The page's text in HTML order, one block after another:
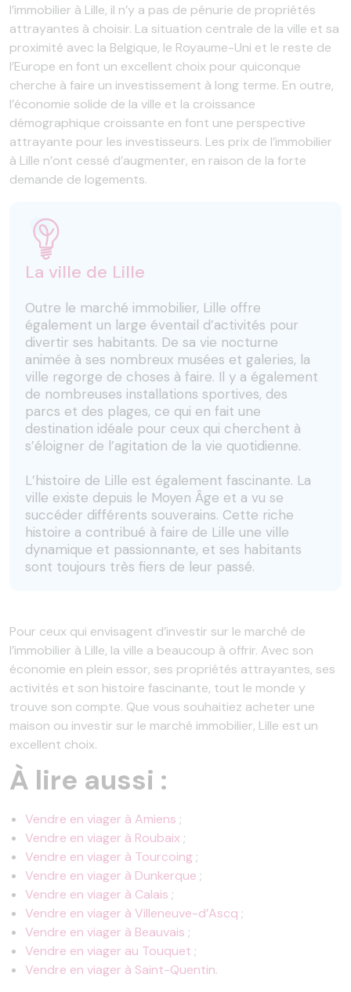
l’immobilier à Lille, il n’y a pas de pénurie de propriétés
attrayantes à choisir. La situation centrale de la ville et sa
proximité avec la Belgique, le Royaume-Uni et le reste de
l’Europe en font un excellent choix pour quiconque
cherche à faire un investissement à long terme. En outre,
l’économie solide de la ville et la croissance
démographique croissante en font une perspective
attrayante pour les investisseurs. Les prix de l’immobilier
à Lille n’ont cessé d’augmenter, en raison de la forte
demande de logements.
La ville de Lille
Outre le marché immobilier, Lille offre
également un large éventail d’activités pour
divertir ses habitants. De sa vie nocturne
animée à ses nombreux musées et galeries, la
ville regorge de choses à faire. Il y a également
de nombreuses installations sportives, des
parcs et des plages, ce qui en fait une
destination idéale pour ceux qui cherchent à
s’éloigner de l’agitation de la vie quotidienne.
L’histoire de Lille est également fascinante. La
ville existe depuis le Moyen Âge et a vu se
succéder différents souverains. Cette riche
histoire a contribué à faire de Lille une ville
dynamique et passionnante, et ses habitants
sont toujours très fiers de leur passé.
Pour ceux qui envisagent d’investir sur le marché de
l’immobilier à Lille, la ville a beaucoup à offrir. Avec son
économie en plein essor, ses propriétés attrayantes, ses
activités et son histoire fascinante, tout le monde y
trouve son compte. Que vous souhaitiez acheter une
maison ou investir sur le marché immobilier, Lille est un
excellent choix.
À lire aussi :
Vendre en viager à Amiens ;
Vendre en viager à Roubaix ;
Vendre en viager à Tourcoing ;
Vendre en viager à Dunkerque ;
Vendre en viager à Calais ;
Vendre en viager à Villeneuve-d’Ascq ;
Vendre en viager à Beauvais ;
Vendre en viager au Touquet ;
Vendre en viager à Saint-Quentin.